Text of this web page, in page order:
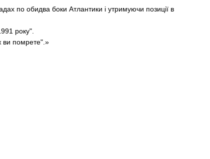
по обидва боки Атлантики і утримуючи позиції в
року".
ви помрете".»